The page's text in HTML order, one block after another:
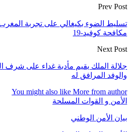
Prev Post
تسليط الضوء بكيغالي على تجربة
مكافحة كوفيد-19
Next Post
جلالة الملك يقيم مأدبة غداء على شرف
والوفد المرافق له
You might also like More from author
الأمن و القوات المسلحة
بيان الأمن الوطني